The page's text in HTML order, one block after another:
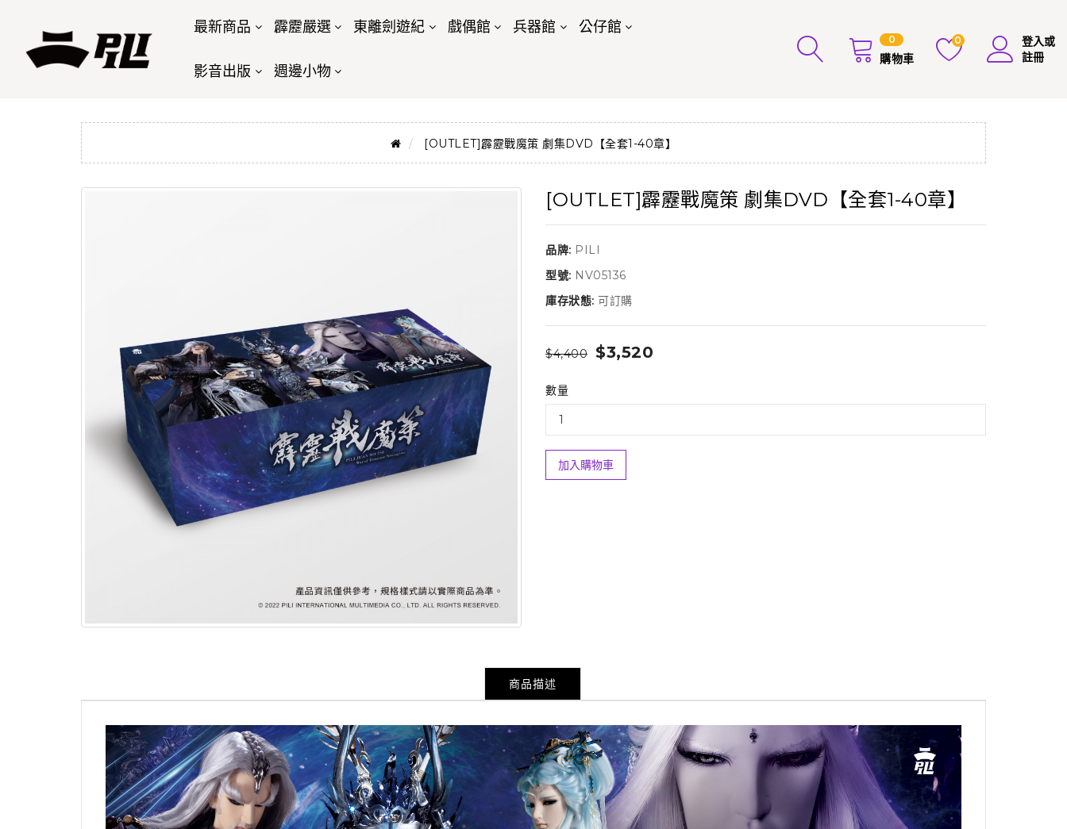
最新商品 霹靂嚴選 東離劍遊紀 戲偶館 兵器館 公仔館
影音出版 週邊小物
0
購物車
0
登入或
註冊
[OUTLET]霹靂戰魔策 劇集DVD【全套1-40章】
[OUTLET]霹靂戰魔策 劇集DVD【全套1-40章】
品牌: PILI
型號: NV05136
庫存狀態: 可訂購
$4,400 $3,520
數量
加入購物車
商品描述